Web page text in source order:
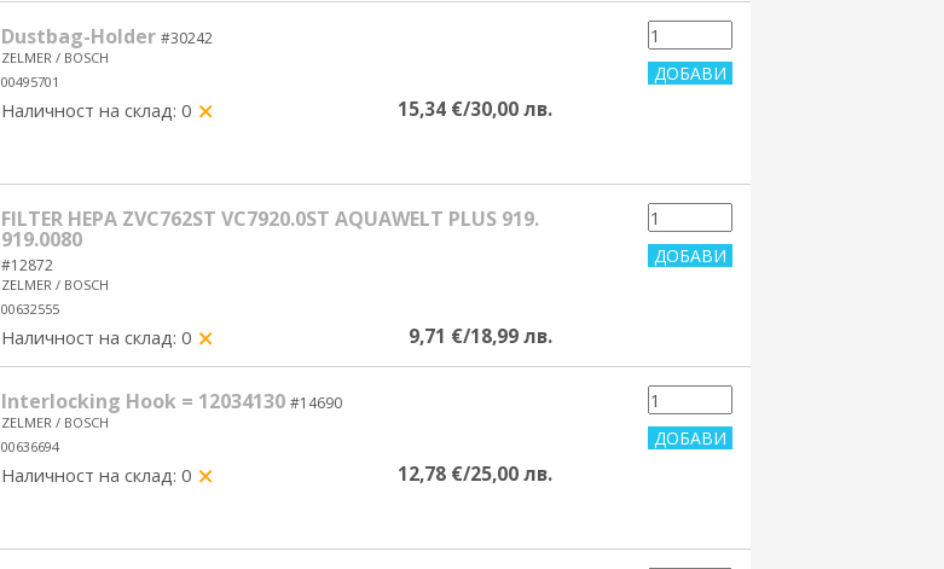
Dustbag-Holder #30242
ZELMER / BOSCH
00495701
Наличност на склад: 0 15,34 €/30,00 лв.
FILTER HEPA ZVC762ST VC7920.0ST AQUAWELT PLUS 919.
919.0080
#12872
ZELMER / BOSCH
00632555
Наличност на склад: 0 9,71 €/18,99 лв.
Interlocking Hook = 12034130 #14690
ZELMER / BOSCH
00636694
Наличност на склад: 0 12,78 €/25,00 лв.